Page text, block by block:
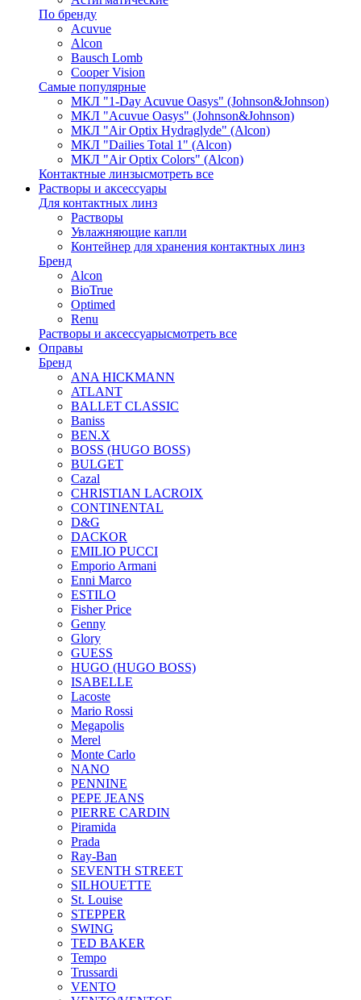
По бренду
Acuvue
Alcon
Bausch Lomb
Cooper Vision
Самые популярные
МКЛ "1-Day Acuvue Oasys" (Johnson&Johnson)
МКЛ "Acuvue Oasys" (Johnson&Johnson)
МКЛ "Air Optix Hydraglyde" (Alcon)
МКЛ "Dailies Total 1" (Alcon)
МКЛ "Air Optix Colors" (Alcon)
Контактные линзысмотреть все
Растворы и аксессуары
Для контактных линз
Растворы
Увлажняющие капли
Контейнер для хранения контактных линз
Бренд
Alcon
BioTrue
Optimed
Renu
Растворы и аксессуарысмотреть все
Оправы
Бренд
ANA HICKMANN
ATLANT
BALLET CLASSIC
Baniss
BEN.X
BOSS (HUGO BOSS)
BULGET
Cazal
CHRISTIAN LACROIX
CONTINENTAL
D&G
DACKOR
EMILIO PUCCI
Emporio Armani
Enni Marco
ESTILO
Fisher Price
Genny
Glory
GUESS
HUGO (HUGO BOSS)
ISABELLE
Lacoste
Mario Rossi
Megapolis
Merel
Monte Carlo
NANO
PENNINE
PEPE JEANS
PIERRE CARDIN
Piramida
Prada
Ray-Ban
SEVENTH STREET
SILHOUETTE
St. Louise
STEPPER
SWING
TED BAKER
Tempo
Trussardi
VENTO